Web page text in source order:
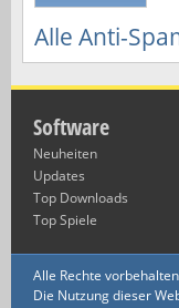
Alle Anti-
Software
Neuheiten
Updates
Top Downloads
Top Spiele
Alle Rechte
Die Nutzung dieser